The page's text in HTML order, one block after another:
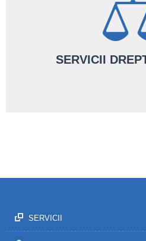
SERVICII
SERVICII